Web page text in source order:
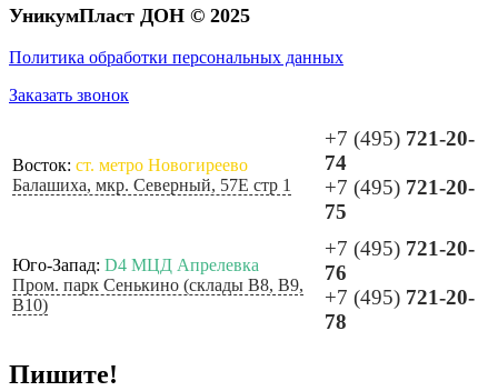
УникумПласт ДОН © 2025
Политика обработки персональных данных
Заказать звонок
Восток: ст. метро Новогиреево
Балашиха, мкр. Северный, 57Е стр 1
+7 (495) 721-20-
74
+7 (495) 721-20-
75
Юго-Запад: D4 МЦД Апрелевка
Пром. парк Сенькино (склады B8, B9,
B10)
+7 (495) 721-20-
76
+7 (495) 721-20-
78
Пишите!